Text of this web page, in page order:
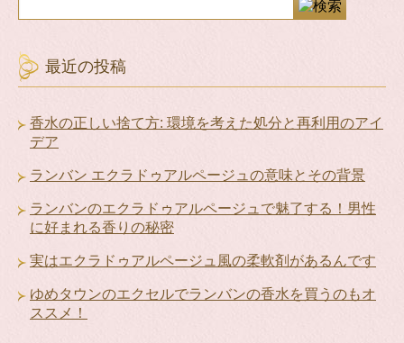
最近の投稿
香水の正しい捨て方: 環境を考えた処分と再利用のアイ
デア
ランバン エクラドゥアルページュの意味とその背景
ランバンのエクラドゥアルページュで魅了する！男性
に好まれる香りの秘密
実はエクラドゥアルページュ風の柔軟剤があるんです
ゆめタウンのエクセルでランバンの香水を買うのもオ
ススメ！